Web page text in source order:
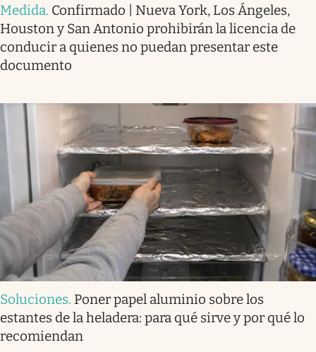
Medida. Confirmado | Nueva York, Los Ángeles,
Houston y San Antonio prohibirán la licencia de
conducir a quienes no puedan presentar este
documento
Soluciones. Poner papel aluminio sobre los
estantes de la heladera: para qué sirve y por qué lo
recomiendan